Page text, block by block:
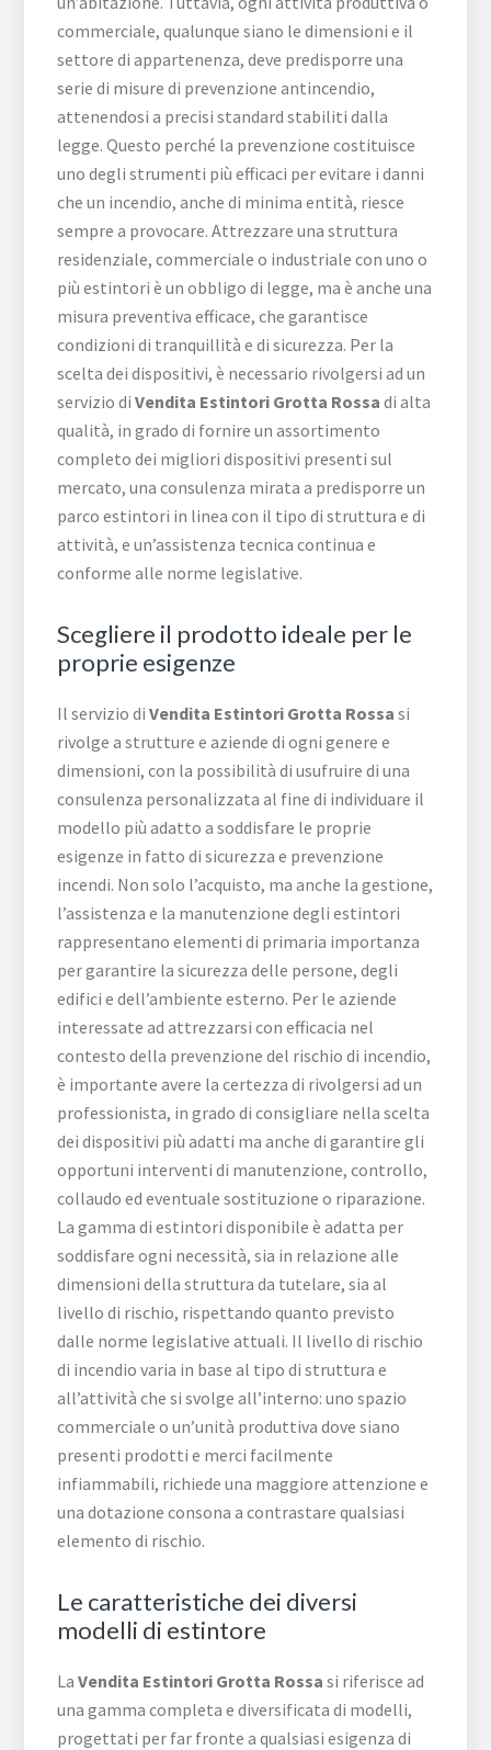
commerciale, qualunque siano le dimensioni e il
settore di appartenenza, deve predisporre una
serie di misure di prevenzione antincendio,
attenendosi a precisi standard stabiliti dalla
legge. Questo perché la prevenzione costituisce
uno degli strumenti più efficaci per evitare i danni
che un incendio, anche di minima entità, riesce
sempre a provocare. Attrezzare una struttura
residenziale, commerciale o industriale con uno o
più estintori è un obbligo di legge, ma è anche una
misura preventiva efficace, che garantisce
condizioni di tranquillità e di sicurezza. Per la
scelta dei dispositivi, è necessario rivolgersi ad un
servizio diVendita Estintori Grotta Rossa di alta
qualità, in grado di fornire un assortimento
completo dei migliori dispositivi presenti sul
mercato, una consulenza mirata a predisporre un
parco estintori in linea con il tipo di struttura e di
attività, e un’assistenza tecnica continua e
conforme alle norme legislative.
Scegliere il prodotto ideale per le
proprie esigenze
Il servizio diVendita Estintori Grotta Rossa si
rivolge a strutture e aziende di ogni genere e
dimensioni, con la possibilità di usufruire di una
consulenza personalizzata al fine di individuare il
modello più adatto a soddisfare le proprie
esigenze in fatto di sicurezza e prevenzione
incendi. Non solo l’acquisto, ma anche la gestione,
l’assistenza e la manutenzione degli estintori
rappresentano elementi di primaria importanza
per garantire la sicurezza delle persone, degli
edifici e dell’ambiente esterno. Per le aziende
interessate ad attrezzarsi con efficacia nel
contesto della prevenzione del rischio di incendio,
è importante avere la certezza di rivolgersi ad un
professionista, in grado di consigliare nella scelta
dei dispositivi più adatti ma anche di garantire gli
opportuni interventi di manutenzione, controllo,
collaudo ed eventuale sostituzione o riparazione.
La gamma di estintori disponibile è adatta per
soddisfare ogni necessità, sia in relazione alle
dimensioni della struttura da tutelare, sia al
livello di rischio, rispettando quanto previsto
dalle norme legislative attuali. Il livello di rischio
di incendio varia in base al tipo di struttura e
all’attività che si svolge all’interno: uno spazio
commerciale o un’unità produttiva dove siano
presenti prodotti e merci facilmente
infiammabili, richiede una maggiore attenzione e
una dotazione consona a contrastare qualsiasi
elemento di rischio.
Le caratteristiche dei diversi
modelli di estintore
LaVendita Estintori Grotta Rossa si riferisce ad
una gamma completa e diversificata di modelli,
progettati per far fronte a qualsiasi esigenza di